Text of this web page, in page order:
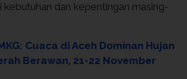
kebutuhan dan kepentingan masing-
Cuaca di Aceh Dominan Hujan
Berawan, 21-22 November